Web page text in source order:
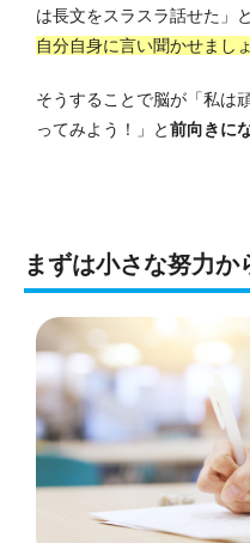
は長文をスラスラ話せた」と
自分自身に言い聞かせまし
そうすることで脳が「私は
ってみよう！」と前向きに
まずは小さな努力か